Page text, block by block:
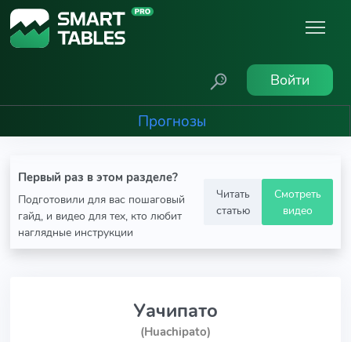
Войти
Прогнозы
Первый раз в этом разделе?
Подготовили для вас пошаговый
гайд, и видео для тех, кто любит
наглядные инструкции
Читать
статью
Смотреть
видео
Уачипато
(Huachipato)